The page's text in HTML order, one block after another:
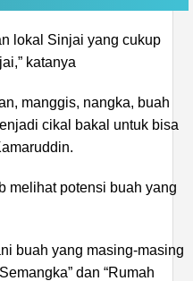
lokal Sinjai yang cukup
katanya
manggis, nangka, buah
cikal bakal untuk bisa
melihat potensi buah yang
buah yang masing-masing
dan “Rumah